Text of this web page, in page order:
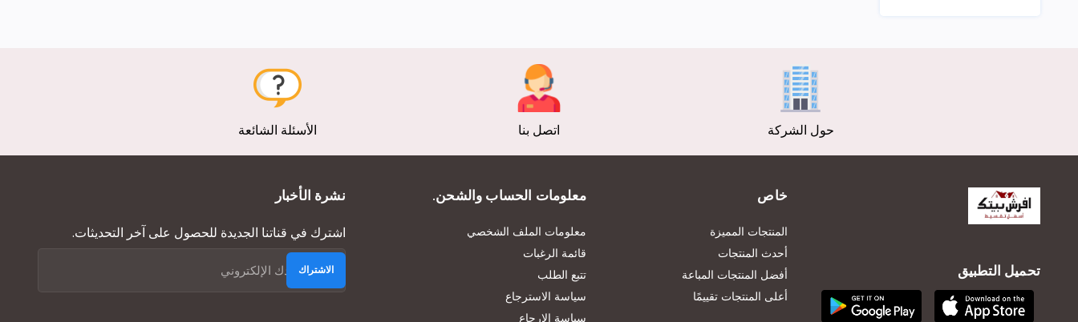
حول الشركة اتصل بنا الأسئلة الشائعة
تحميل التطبيق
خاص
المنتجات المميزة
أحدث المنتجات
أفضل المنتجات المباعة
أعلى المنتجات تقييمًا
معلومات الحساب والشحن.
معلومات الملف الشخصي
قائمة الرغبات
تتبع الطلب
سياسة الاسترجاع
سياسة الإرجاع
نشرة الأخبار
اشترك في قناتنا الجديدة للحصول على آخر التحديثات.
الاشتراك